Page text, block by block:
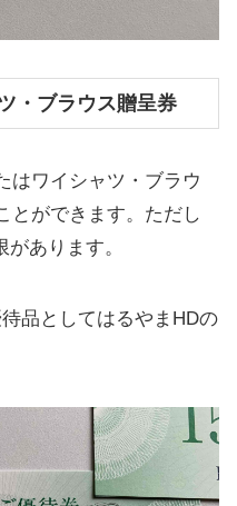
・ブラウス贈呈券
はワイシャツ・ブラウ
とができます。ただし
あります。
品としてはるやまHDの